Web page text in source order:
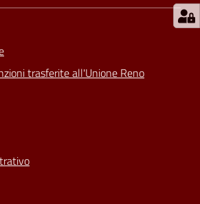
trasferite all'Unione Reno